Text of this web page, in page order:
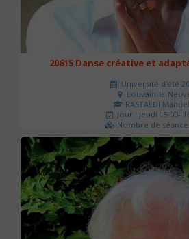
20615 Danse créative et
Université d'été
Louvain-la-
RASTALDI
Jour : jeudi 15:00-
Nombre de
0 €